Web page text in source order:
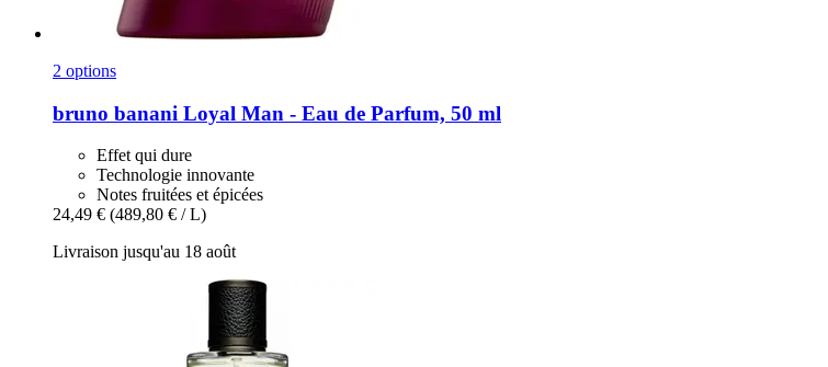
2 options
bruno banani Loyal Man -​ Eau de Parfum, 50 ml
Effet qui dure
Technologie innovante
Notes fruitées et épicées
24,49 € (489,80 € / L)
Livraison jusqu'au 18 août